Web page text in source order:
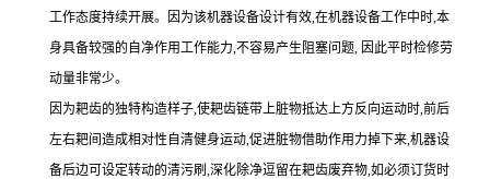
工作态度持续开展。因为该机器设备设计有效,在机器设备工作中时,本
身具备较强的自净作用工作能力,不容易产生阻塞问题, 因此平时检修劳
动量非常少。
因为耙齿的独特构造样子,使耙齿链带上脏物抵达上方反向运动时,前后
左右耙间造成相对性自清健身运动,促进脏物借助作用力掉下来,机器设
备后边可设定转动的清污刷,深化除净逗留在耙齿废弃物,如必须订货时